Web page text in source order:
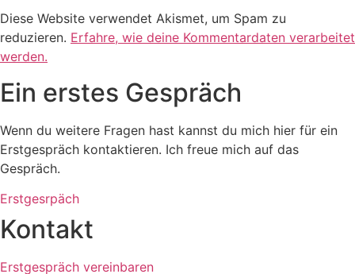
Diese Website verwendet Akismet, um Spam zu
reduzieren. Erfahre, wie deine Kommentardaten verarbeitet
werden.
Ein erstes Gespräch
Wenn du weitere Fragen hast kannst du mich hier für ein
Erstgespräch kontaktieren. Ich freue mich auf das
Gespräch.
Erstgesrpäch
Kontakt
Erstgespräch vereinbaren